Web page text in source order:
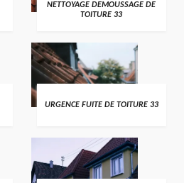
NETTOYAGE DEMOUSSAGE DE
TOITURE 33
URGENCE FUITE DE TOITURE 33